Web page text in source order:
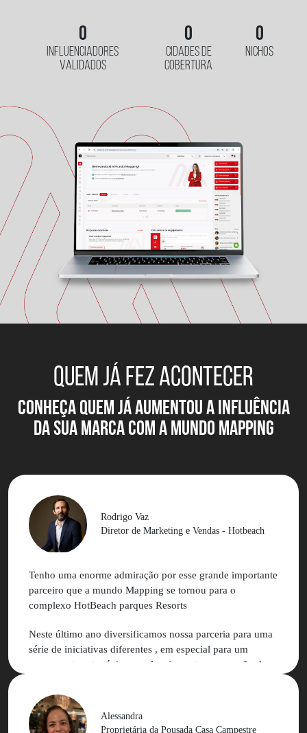
0
INFLUENCIADORES
VALIDADOS
0
CIDADES DE
COBERTURA
0
NICHOS
QUEM JÁ FEZ ACONTECER
conheça quem já aumentou a influÊNCIA
DA SUA MARCA com a MUNDO MAPPING
Rodrigo Vaz
Diretor de Marketing e Vendas - Hotbeach
Tenho uma enorme admiração por esse grande importante
parceiro que a mundo Mapping se tornou para o
complexo HotBeach parques Resorts
Neste último ano diversificamos nossa parceria para uma
série de iniciativas diferentes , em especial para um
pensamento estratégico no planejamento e execução de
influenciadores
Podemos contar com muita experiência e aprendizado
Alessandra
Proprietária da Pousada Casa Campestre